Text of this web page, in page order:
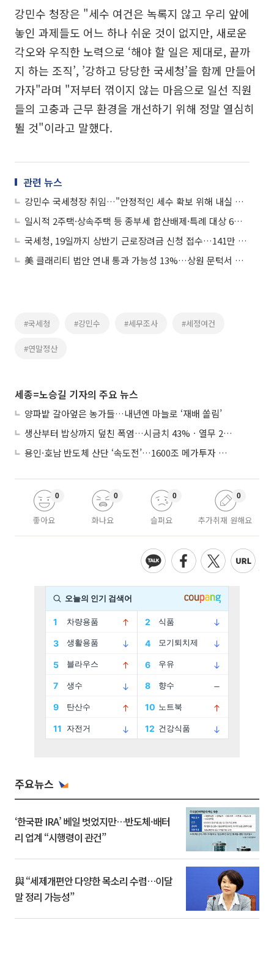
강민수 청장은 "세수 여건은 녹록지 않고 우리 앞에
놓인 과제들도 어느 하나 쉬운 것이 없지만, 새로운
각오와 우직한 노력으로 ‘해야 할 일은 제대로, 끝까
지 하는 조직’, ’강하고 당당한 국세청’을 함께 만들어
가자"라며 "저부터 꺾이지 않는 마음으로 일선 직원
들의 고충과 근무 환경을 개선하기 위해 정말 열심히
뛸 것"이라고 말했다.
관련 뉴스
강민수 국세청장 취임…"안정적인 세수 확보 위해 내실 있고 효율적인 세정"
일시적 2주택·상속주택 등 종부세 합산배제·특례 대상 6만 명 이달 신청해야
국세청, 19일까지 상반기 근로장려금 신청 접수…141만 가구 대상
美 클래리티 법안 연내 통과 가능성 13%…상원 문턱서 제동
#국세청 #강민수 #세무조사 #세정여건
#연말정산
세종=노승길 기자의 주요 뉴스
양파밭 갈아엎은 농가들…내년엔 마늘로 ‘재배 쏠림’
생산부터 밥상까지 덮친 폭염…시금치 43%ㆍ열무 28% 급등
용인·호남 반도체 산단 ‘속도전’…1600조 메가투자 이행 총력
좋아요
0
화나요
0
슬퍼요
0
추가취재 원해요
0
주요뉴스
‘한국판 IRA’ 베일 벗었지만…반도체·배터
리 업계 “시행령이 관건”
與 “세제개편안 다양한 목소리 수렴…이달
말 정리 가능성”